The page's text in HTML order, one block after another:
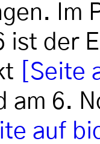
Im
ist der
[Seite
am 6.
auf